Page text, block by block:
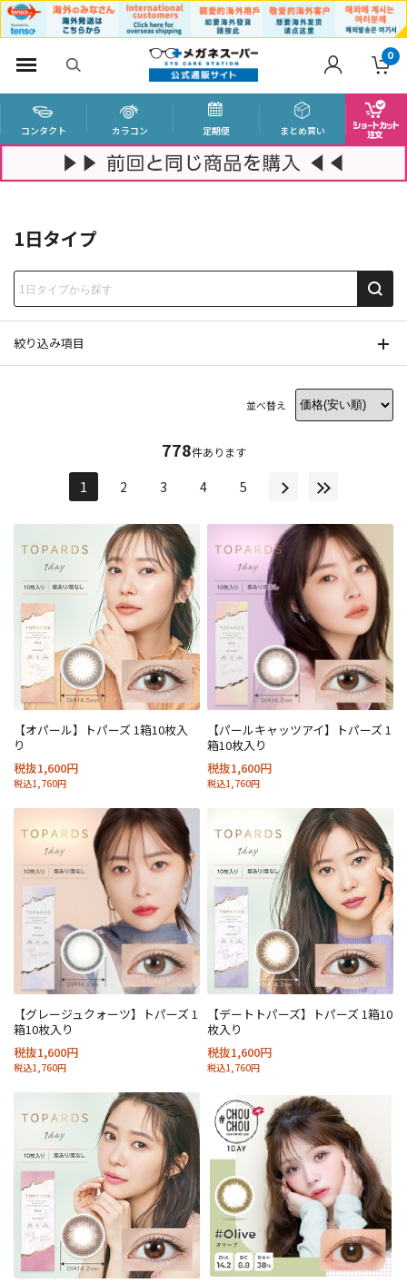
0
コンタクト カラコン 定期便 まとめ買い
1日タイプ
絞り込み項目
並べ替え
778件あります
1 2 3 4 5
【オパール】トパーズ 1箱10枚入
り
税抜1,600円
税込1,760円
【パールキャッツアイ】トパーズ 1
箱10枚入り
税抜1,600円
税込1,760円
【グレージュクォーツ】トパーズ 1
箱10枚入り
税抜1,600円
税込1,760円
【デートトパーズ】トパーズ 1箱10
枚入り
税抜1,600円
税込1,760円